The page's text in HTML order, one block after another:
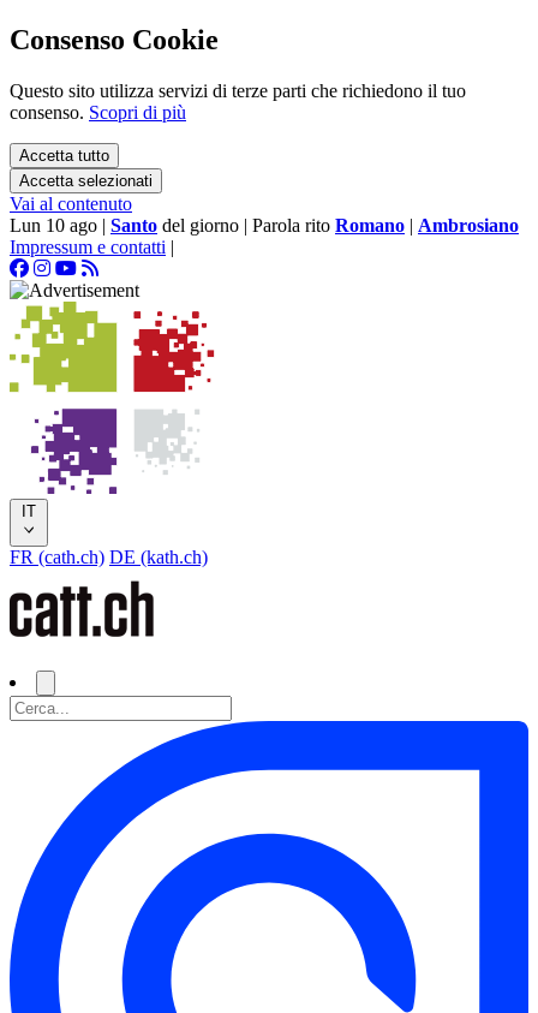
Consenso Cookie
Questo sito utilizza servizi di terze parti che richiedono il tuo
consenso. Scopri di più
Accetta tutto
Accetta selezionati
Vai al contenuto
Lun 10 ago | Santo del giorno | Parola rito Romano | Ambrosiano
Impressum e contatti |
IT
FR (cath.ch) DE (kath.ch)